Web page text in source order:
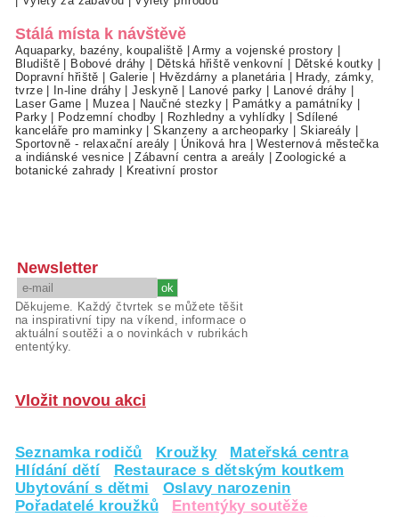
Stálá místa k návštěvě
Aquaparky, bazény, koupaliště |Army a vojenské prostory
Bludiště
Bobové dráhy Dětská hřiště venkovní Dětské koutky
Dopravní hřiště
Galerie Hvězdárny a planetária
Hrady, zámky,
tvrze| In-line dráhy |Jeskyně| Lanové parky Lanové dráhy
Laser Game
Muzea| Naučné stezky Památky a památníky
Parky| Podzemní chodby Rozhledny a vyhlídky
Sdílené
kanceláře pro maminky |Skanzeny a archeoparky Skiareály
Sportovně - relaxační areály
Úniková hra |Westernová městečka
a indiánské vesnice |Zábavní centra a areály |Zoologické a
botanické zahrady
Kreativní prostor
Newsletter
Děkujeme. Každý čtvrtek se můžete těšit
na inspirativní tipy na víkend, informace o
aktuální soutěži a o novinkách v rubrikách
ententýky.
Vložit novou akci
Seznamka rodičů Kroužky
Mateřská centra
Hlídání dětí
Restaurace s dětským koutkem
Ubytování s dětmi
Oslavy narozenin
Pořadatelé kroužků
Ententýky soutěže